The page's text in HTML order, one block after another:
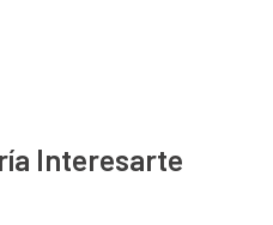
Interesarte